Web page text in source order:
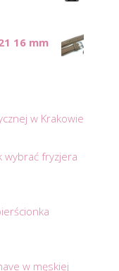
16 mm
w Krakowie
wybrać fryzjera
w męskiej